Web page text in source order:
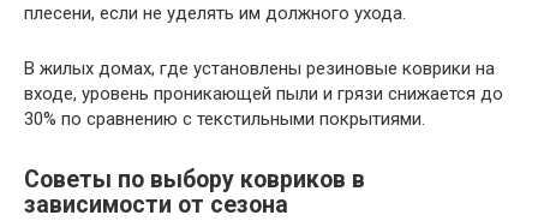
плесени, если не уделять им должного ухода.
В жилых домах, где установлены резиновые коврики на
входе, уровень проникающей пыли и грязи снижается до
30% по сравнению с текстильными покрытиями.
Советы по выбору ковриков в
зависимости от сезона